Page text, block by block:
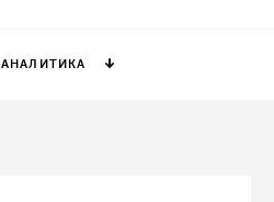
АНАЛИТИКА